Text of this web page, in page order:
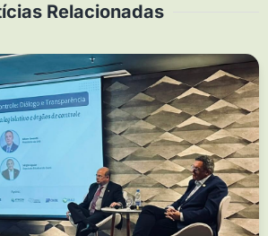
Relacionadas